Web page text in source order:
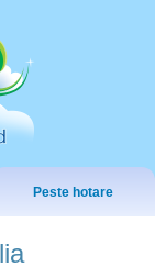
Peste hotare